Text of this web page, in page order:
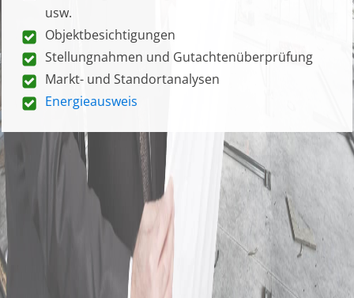
usw.
Objektbesichtigungen
Stellungnahmen und Gutachtenüberprüfung
Markt- und Standortanalysen
Energieausweis